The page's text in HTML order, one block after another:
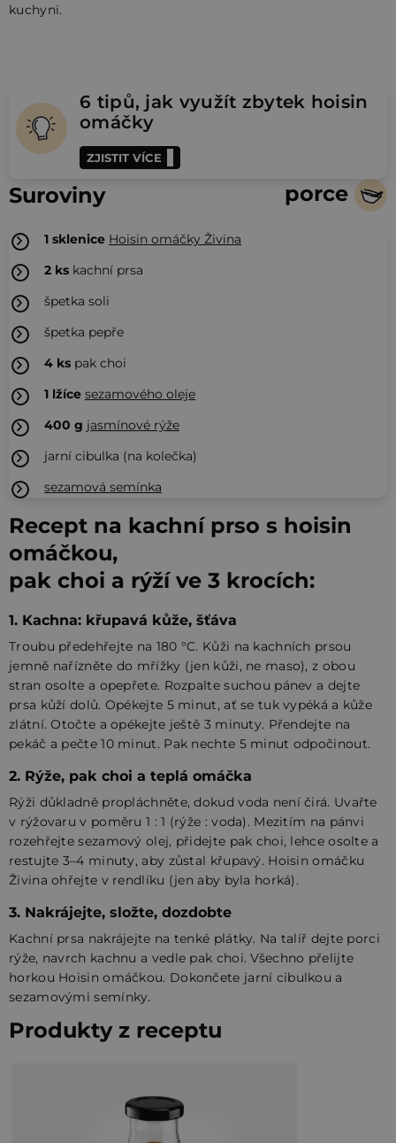
kuchyni.
Suroviny porce
1 sklenice Hoisin omáčky Živina
2 ks kachní prsa
špetka soli
špetka pepře
4 ks pak choi
1 lžíce sezamového oleje
400 g jasmínové rýže
jarní cibulka (na kolečka)
sezamová semínka
Recept na kachní prso s hoisin
omáčkou,
pak choi a rýží ve 3 krocích:
1. Kachna: křupavá kůže, šťáva
Troubu předehřejte na 180 °C. Kůži na kachních prsou
jemně nařízněte do mřížky (jen kůži, ne maso), z obou
stran osolte a opepřete. Rozpalte suchou pánev a dejte
prsa kůží dolů. Opékejte 5 minut, ať se tuk vypéká a kůže
zlátní. Otočte a opékejte ještě 3 minuty. Přendejte na
pekáč a pečte 10 minut. Pak nechte 5 minut odpočinout.
2. Rýže, pak choi a teplá omáčka
Rýži důkladně propláchněte, dokud voda není čirá. Uvařte
v rýžovaru v poměru 1 : 1 (rýže : voda). Mezitím na pánvi
rozehřejte sezamový olej, přidejte pak choi, lehce osolte a
restujte 3–4 minuty, aby zůstal křupavý. Hoisin omáčku
Živina ohřejte v rendlíku (jen aby byla horká).
3. Nakrájejte, složte, dozdobte
Kachní prsa nakrájejte na tenké plátky. Na talíř dejte porci
rýže, navrch kachnu a vedle pak choi. Všechno přelijte
horkou Hoisin omáčkou. Dokončete jarní cibulkou a
sezamovými semínky.
Produkty z receptu
6 tipů, jak využít zbytek hoisin
omáčky
ZJISTIT VÍCE